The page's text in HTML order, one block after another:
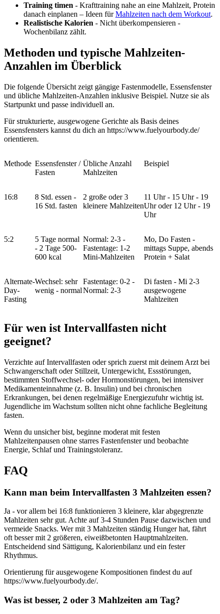
Training timen - Krafttraining nahe an eine Mahlzeit, Protein
danach einplanen – Ideen fürMahlzeiten nach dem Workout.
Realistische Kalorien - Nicht überkompensieren -
Wochenbilanz zählt.
Methoden und typische Mahlzeiten-
Anzahlen im Überblick
Die folgende Übersicht zeigt gängige Fastenmodelle, Essensfenster
und übliche Mahlzeiten-Anzahlen inklusive Beispiel. Nutze sie als
Startpunkt und passe individuell an.
Für strukturierte, ausgewogene Gerichte als Basis deines
Essensfensters kannst du dich an https://www.fuelyourbody.de/
orientieren.
Methode Essensfenster /
Fasten
Übliche Anzahl
Mahlzeiten
Beispiel
16:8
8 Std. essen -
16 Std. fasten
2 große oder 3
kleinere Mahlzeiten
11 Uhr - 15 Uhr - 19
Uhr oder 12 Uhr - 19
Uhr
5:2
5 Tage normal
- 2 Tage 500-
600 kcal
Normal: 2-3 -
Fastentage: 1-2
Mini-Mahlzeiten
Mo, Do Fasten -
mittags Suppe, abends
Protein + Salat
Alternate-
Day-
Fasting
Wechsel: sehr
wenig - normal
Fastentage: 0-2 -
Normal: 2-3
Di fasten - Mi 2-3
ausgewogene
Mahlzeiten
Für wen ist Intervallfasten nicht
geeignet?
Verzichte auf Intervallfasten oder sprich zuerst mit deinem Arzt bei
Schwangerschaft oder Stillzeit, Untergewicht, Essstörungen,
bestimmten Stoffwechsel- oder Hormonstörungen, bei intensiver
Medikamenteinnahme (z. B. Insulin) und bei chronischen
Erkrankungen, bei denen regelmäßige Energiezufuhr wichtig ist.
Jugendliche im Wachstum sollten nicht ohne fachliche Begleitung
fasten.
Wenn du unsicher bist, beginne moderat mit festen
Mahlzeitenpausen ohne starres Fastenfenster und beobachte
Energie, Schlaf und Trainingstoleranz.
FAQ
Kann man beim Intervallfasten 3 Mahlzeiten essen?
Ja - vor allem bei 16:8 funktionieren 3 kleinere, klar abgegrenzte
Mahlzeiten sehr gut. Achte auf 3-4 Stunden Pause dazwischen und
vermeide Snacks. Wer mit 3 Mahlzeiten ständig Hunger hat, fährt
oft besser mit 2 größeren, eiweißbetonten Hauptmahlzeiten.
Entscheidend sind Sättigung, Kalorienbilanz und ein fester
Rhythmus.
Orientierung für ausgewogene Kompositionen findest du auf
https://www.fuelyourbody.de/.
Was ist besser, 2 oder 3 Mahlzeiten am Tag?